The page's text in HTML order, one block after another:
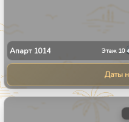
Апарт 1014 Этаж 10
Даты